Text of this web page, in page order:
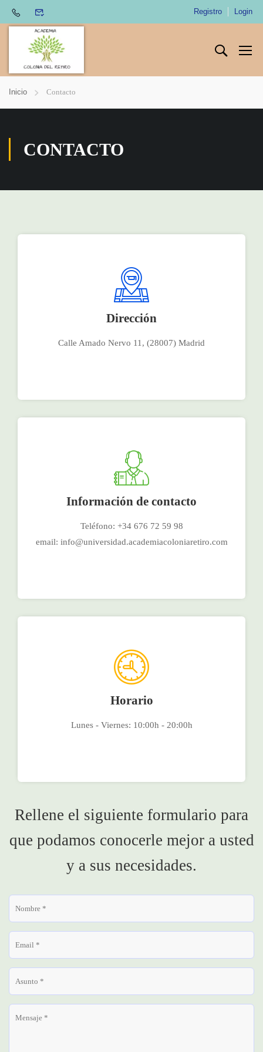
Registro Login
Inicio Contacto
CONTACTO
Dirección
Calle Amado Nervo 11, (28007) Madrid
Información de contacto
Teléfono: +34 676 72 59 98
email: info@universidad.academiacoloniaretiro.com
Horario
Lunes - Viernes: 10:00h - 20:00h
Rellene el siguiente formulario para
que podamos conocerle mejor a usted
y a sus necesidades.